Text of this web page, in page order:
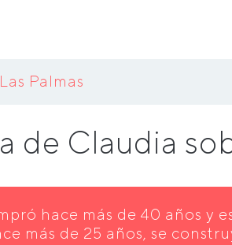
Las Palmas
de Claudia
hace más de 40 años y
más de 25 años, se